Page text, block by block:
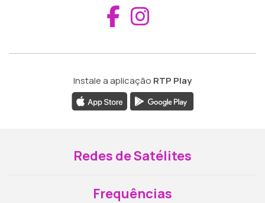
Aceder ao
Instale a aplicação RTP Play
Redes de Satélites
Frequências